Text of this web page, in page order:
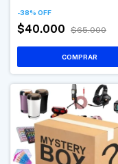
-38% OFF
$40.000 $65.000